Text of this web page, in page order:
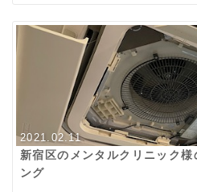
2021.02.11
新宿区のメンタルクリニック
ング